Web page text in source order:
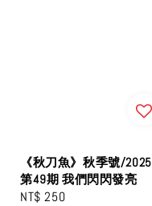
《秋刀魚》秋季號/2025
第49期 我們閃閃發亮
Regular
NT$ 250